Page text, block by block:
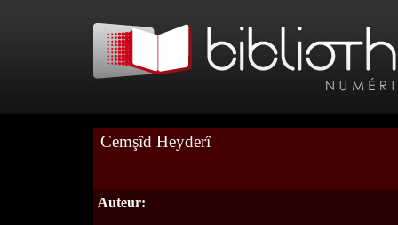
Cemşîd Heyderî
Auteur: